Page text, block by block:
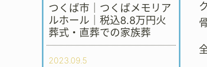
つくば市｜つくばメモリア
ルホール｜税込8.8万円火
葬式・直葬での家族葬
2023.09.5